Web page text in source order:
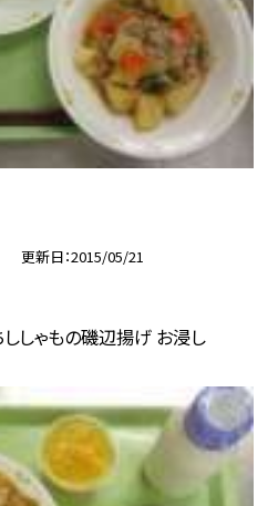
更新日 2015/05/21
しゃもの磯辺揚げ お浸し